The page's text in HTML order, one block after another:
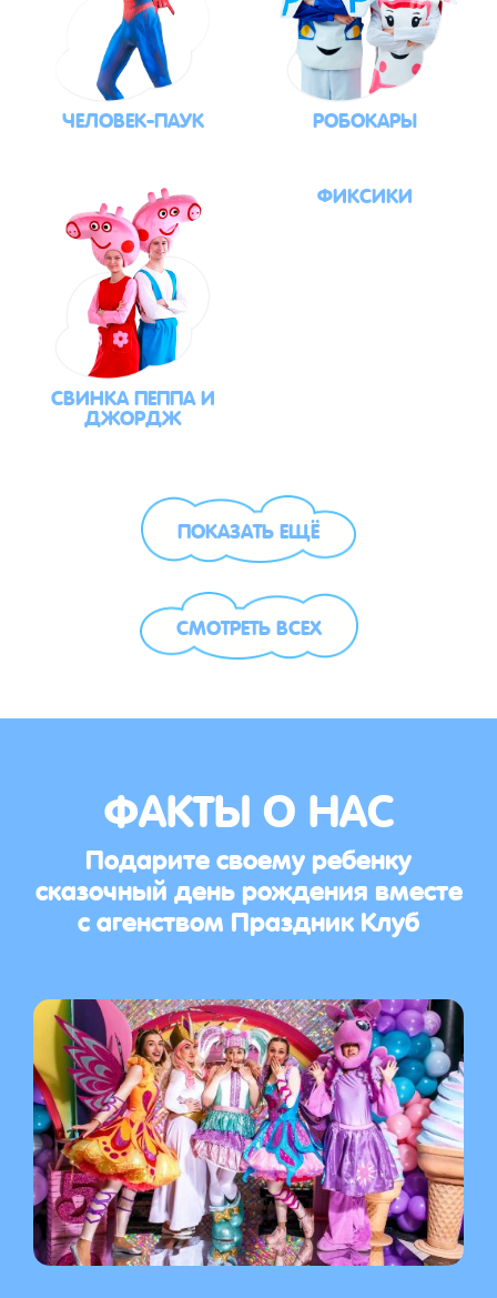
ЧЕЛОВЕК-ПАУК РОБОКАРЫ
СВИНКА ПЕППА И
ДЖОРДЖ
ФИКСИКИ
ПОКАЗАТЬ ЕЩЁ
СМОТРЕТЬ ВСЕХ
ФАКТЫ О НАС
Подарите своему ребенку
сказочный день рождения вместе
с агенством Праздник Клуб